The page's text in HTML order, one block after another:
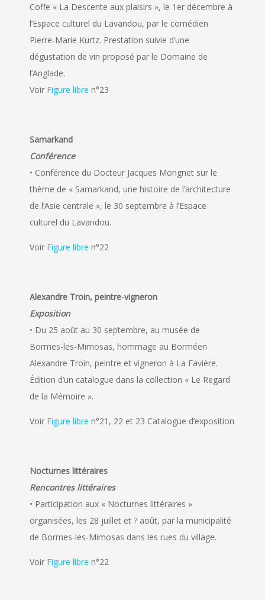
Coffe « La Descente aux plaisirs », le 1er décembre à
l’Espace culturel du Lavandou, par le comédien
Pierre-Marie Kurtz. Prestation suivie d’une
dégustation de vin proposé par le Domaine de
l’Anglade.
Voir Figure libre n°23
Samarkand
Conférence
• Conférence du Docteur Jacques Mongnet sur le
thème de « Samarkand, une histoire de l’architecture
de l’Asie centrale », le 30 septembre à l’Espace
culturel du Lavandou.
Voir Figure libre n°22
Alexandre Troin, peintre-vigneron
Exposition
• Du 25 août au 30 septembre, au musée de
Bormes-les-Mimosas, hommage au Borméen
Alexandre Troin, peintre et vigneron à La Favière.
Édition d’un catalogue dans la collection « Le Regard
de la Mémoire ».
Voir Figure libre n°21, 22 et 23 Catalogue d’exposition
Nocturnes littéraires
Rencontres littéraires
• Participation aux « Nocturnes littéraires »
organisées, les 28 juillet et ? août, par la municipalité
de Bormes-les-Mimosas dans les rues du village.
Voir Figure libre n°22